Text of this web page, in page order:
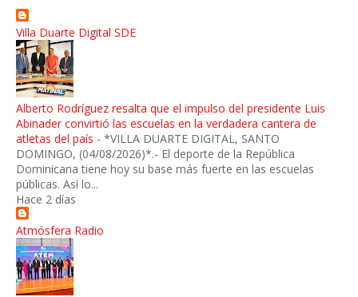
Villa Duarte Digital SDE
Alberto Rodríguez resalta que el impulso del presidente Luis
Abinader convirtió las escuelas en la verdadera cantera de
atletas del país - *VILLA DUARTE DIGITAL, SANTO
DOMINGO, (04/08/2026)*.- El deporte de la República
Dominicana tiene hoy su base más fuerte en las escuelas
públicas. Así lo...
Hace 2 días
Atmósfera Radio